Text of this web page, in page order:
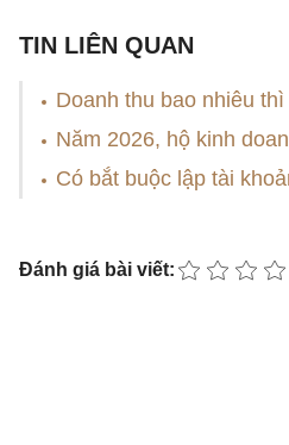
TIN LIÊN QUAN
Doanh thu bao nhiêu
Năm 2026, hộ kinh
Có bắt buộc lập tài
Đánh giá bài viết: